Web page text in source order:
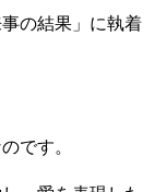
の結果」 に執着
です。